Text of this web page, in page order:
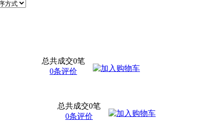
总共成交0笔
0条评价
总共成交0笔
0条评价